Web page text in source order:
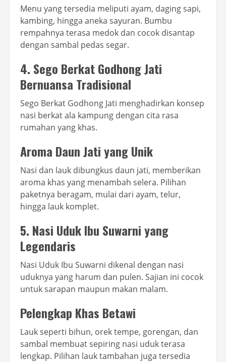
Menu yang tersedia meliputi ayam, daging sapi,
kambing, hingga aneka sayuran. Bumbu
rempahnya terasa medok dan cocok disantap
dengan sambal pedas segar.
4. Sego Berkat Godhong Jati
Bernuansa Tradisional
Sego Berkat Godhong Jati menghadirkan konsep
nasi berkat ala kampung dengan cita rasa
rumahan yang khas.
Aroma Daun Jati yang Unik
Nasi dan lauk dibungkus daun jati, memberikan
aroma khas yang menambah selera. Pilihan
paketnya beragam, mulai dari ayam, telur,
hingga lauk komplet.
5. Nasi Uduk Ibu Suwarni yang
Legendaris
Nasi Uduk Ibu Suwarni dikenal dengan nasi
uduknya yang harum dan pulen. Sajian ini cocok
untuk sarapan maupun makan malam.
Pelengkap Khas Betawi
Lauk seperti bihun, orek tempe, gorengan, dan
sambal membuat sepiring nasi uduk terasa
lengkap. Pilihan lauk tambahan juga tersedia